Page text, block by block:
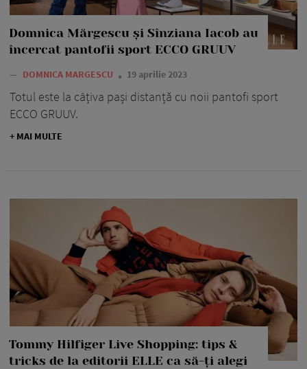
Domnica Mărgescu și Sînziana Iacob au
încercat pantofii sport ECCO GRUUV
— DOMNICA MARGESCU 19 aprilie 2023
Totul este la câțiva pași distanță cu noii pantofi sport
ECCO GRUUV.
+ MAI MULTE
Tommy Hilfiger Live Shopping: tips &
tricks de la editorii ELLE ca să-ți alegi